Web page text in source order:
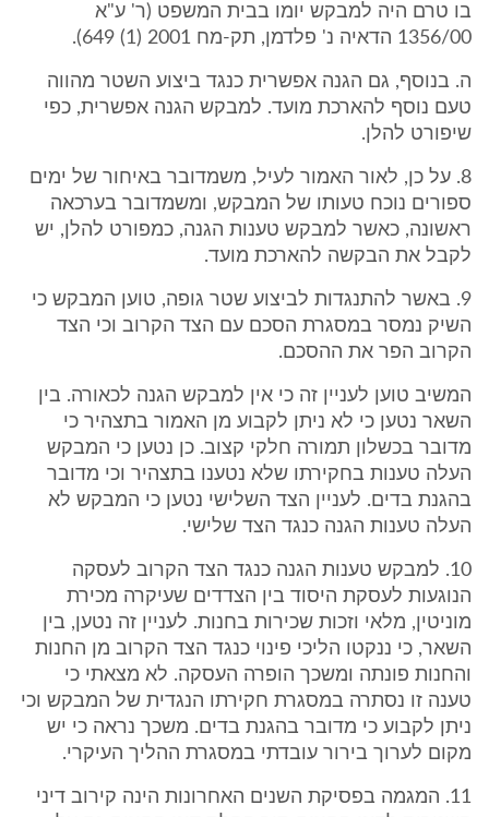
בו טרם היה למבקש יומו בבית המשפט (ר' ע"א
1356/00 הדאיה נ' פלדמן, תק-מח 2001 (1) 649).
ה. בנוסף, גם הגנה אפשרית כנגד ביצוע השטר מהווה
טעם נוסף להארכת מועד. למבקש הגנה אפשרית, כפי
שיפורט להלן.
8. על כן, לאור האמור לעיל, משמדובר באיחור של ימים
ספורים נוכח טעותו של המבקש, ומשמדובר בערכאה
ראשונה, כאשר למבקש טענות הגנה, כמפורט להלן, יש
לקבל את הבקשה להארכת מועד.
9. באשר להתנגדות לביצוע שטר גופה, טוען המבקש כי
השיק נמסר במסגרת הסכם עם הצד הקרוב וכי הצד
הקרוב הפר את ההסכם.
המשיב טוען לעניין זה כי אין למבקש הגנה לכאורה. בין
השאר נטען כי לא ניתן לקבוע מן האמור בתצהיר כי
מדובר בכשלון תמורה חלקי קצוב. כן נטען כי המבקש
העלה טענות בחקירתו שלא נטענו בתצהיר וכי מדובר
בהגנת בדים. לעניין הצד השלישי נטען כי המבקש לא
העלה טענות הגנה כנגד הצד שלישי.
10. למבקש טענות הגנה כנגד הצד הקרוב לעסקה
הנוגעות לעסקת היסוד בין הצדדים שעיקרה מכירת
מוניטין, מלאי וזכות שכירות בחנות. לעניין זה נטען, בין
השאר, כי ננקטו הליכי פינוי כנגד הצד הקרוב מן החנות
והחנות פונתה ומשכך הופרה העסקה. לא מצאתי כי
טענה זו נסתרה במסגרת חקירתו הנגדית של המבקש וכי
ניתן לקבוע כי מדובר בהגנת בדים. משכך נראה כי יש
מקום לערוך בירור עובדתי במסגרת ההליך העיקרי.
11. המגמה בפסיקת השנים האחרונות הינה קירוב דיני